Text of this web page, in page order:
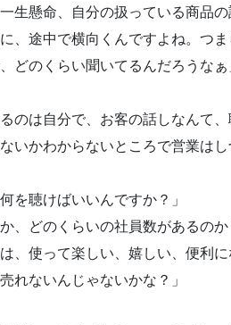
生懸命、自分の扱っている商品
、途中で横向くんですよね。つま
どのくらい聞いてるんだろうなぁ
は自分で、お客の話しなんて、
いかわからないところで営業はし
を聴けばいいんですか？」
、どのくらいの社員数があるのか
、使って楽しい、嬉しい、便利
れないんじゃないかな？」